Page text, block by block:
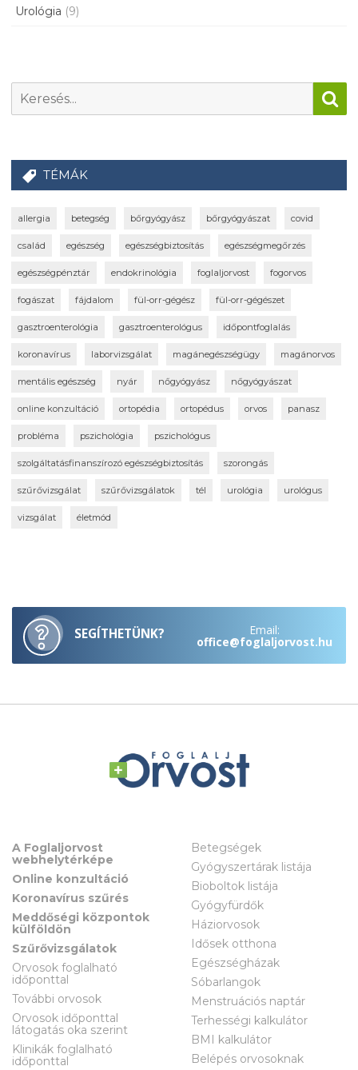
Urológia (9)
TÉMÁK
allergia betegség bőrgyógyász bőrgyógyászat covid
család egészség egészségbiztosítás egészségmegőrzés
egészségpénztár endokrinológia foglaljorvost fogorvos
fogászat fájdalom fül-orr-gégész fül-orr-gégészet
gasztroenterológia gasztroenterológus időpontfoglalás
koronavírus laborvizsgálat magánegészségügy magánorvos
mentális egészség nyár nőgyógyász nőgyógyászat
online konzultáció ortopédia ortopédus orvos panasz
probléma pszichológia pszichológus
szolgáltatásfinanszírozó egészségbiztosítás szorongás
szűrővizsgálat szűrővizsgálatok tél urológia urológus
vizsgálat életmód
SEGÍTHETÜNK? Email:
office@foglaljorvost.hu
A Foglaljorvost
webhelytérképe
Online konzultáció
Koronavírus szűrés
Meddőségi központok
külföldön
Szűrővizsgálatok
Orvosok foglalható
időponttal
További orvosok
Orvosok időponttal
látogatás oka szerint
Klinikák foglalható
időponttal
Betegségek
Gyógyszertárak listája
Bioboltok listája
Gyógyfürdők
Háziorvosok
Idősek otthona
Egészségházak
Sóbarlangok
Menstruációs naptár
Terhességi kalkulátor
BMI kalkulátor
Belépés orvosoknak